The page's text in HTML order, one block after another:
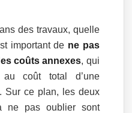
des travaux, quelle
important de ne pas
coûts annexes, qui
au coût total d’une
Sur ce plan, les deux
ne pas oublier sont